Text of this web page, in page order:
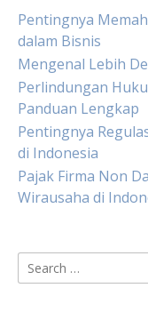
Pentingnya
dalam Bisnis
Mengenal Lebih
Perlindungan
Panduan Lengkap
Pentingnya
di Indonesia
Pajak Firma Non
Wirausaha di
Search
for: